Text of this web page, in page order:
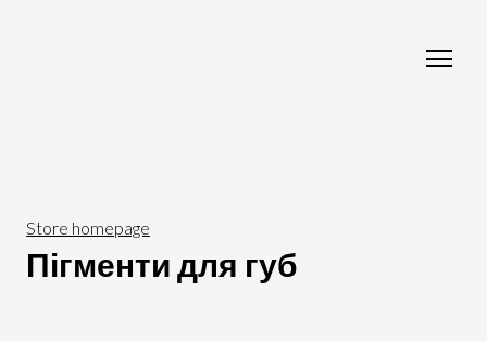
Store homepage
Пігменти для губ